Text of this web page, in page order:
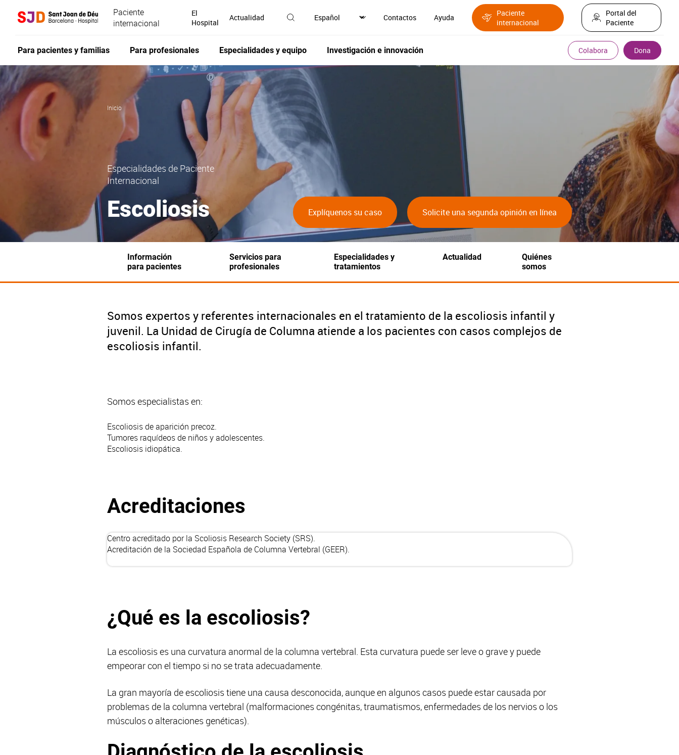
Paciente
internacional
El
Hospital
Actualidad Contactos Ayuda
Paciente
internacional
Portal del
Paciente
Para pacientes y familias Para profesionales Especialidades y equipo Investigación e innovación Colabora Dona
Inicio
Especialidades de Paciente
Internacional
Escoliosis Explíquenos su caso Solicite una segunda opinión en línea
Información
para pacientes
Servicios para
profesionales
Especialidades y
tratamientos
Actualidad
Quiénes
somos
Somos expertos y referentes internacionales en el tratamiento de la escoliosis infantil y
juvenil. La Unidad de Cirugía de Columna atiende a los pacientes con casos complejos de
escoliosis infantil.
Somos especialistas en:
Escoliosis de aparición precoz.
Tumores raquídeos de niños y adolescentes.
Escoliosis idiopática.
Acreditaciones
Centro acreditado por la Scoliosis Research Society (SRS).
Acreditación de la Sociedad Española de Columna Vertebral (GEER).
¿Qué es la escoliosis?
La escoliosis es una curvatura anormal de la columna vertebral. Esta curvatura puede ser leve o grave y puede
empeorar con el tiempo si no se trata adecuadamente.
La gran mayoría de escoliosis tiene una causa desconocida, aunque en algunos casos puede estar causada por
problemas de la columna vertebral (malformaciones congénitas, traumatismos, enfermedades de los nervios o los
músculos o alteraciones genéticas).